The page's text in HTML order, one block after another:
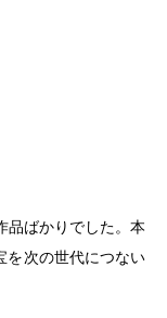
品ばかりでした。本
を次の世代につない